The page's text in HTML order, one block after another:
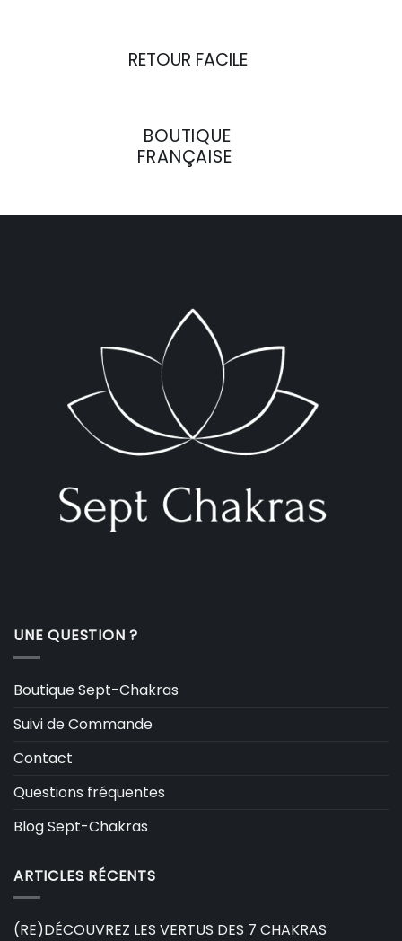
RETOUR FACILE
BOUTIQUE
FRANÇAISE
UNE QUESTION ?
Boutique Sept-Chakras
Suivi de Commande
Contact
Questions fréquentes
Blog Sept-Chakras
ARTICLES RÉCENTS
(RE)DÉCOUVREZ LES VERTUS DES 7 CHAKRAS